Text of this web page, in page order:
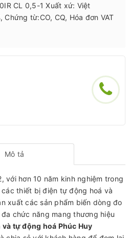
CL 0,5-1 Xuất xứ: Việt
Chứng từ:CO, CQ, Hóa đơn VAT
Mô tả
với hơn 10 năm kinh nghiệm trong
thiết bị điện tự động hoá và
xuất các sản phẩm biến dòng đo
chức năng mang thương hiệu
tự động hoá Phúc Huy